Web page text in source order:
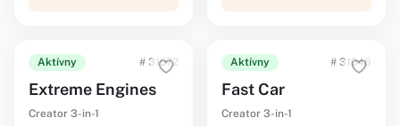
Aktívny # 31072
Extreme Engines
Creator 3-in-1
Aktívny # 31046
Fast Car
Creator 3-in-1